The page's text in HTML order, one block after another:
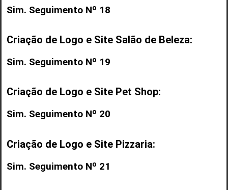
Sim. Seguimento Nº 18
Criação de Logo e Site Salão de Beleza:
Sim. Seguimento Nº 19
Criação de Logo e Site Pet Shop:
Sim. Seguimento Nº 20
Criação de Logo e Site Pizzaria:
Sim. Seguimento Nº 21